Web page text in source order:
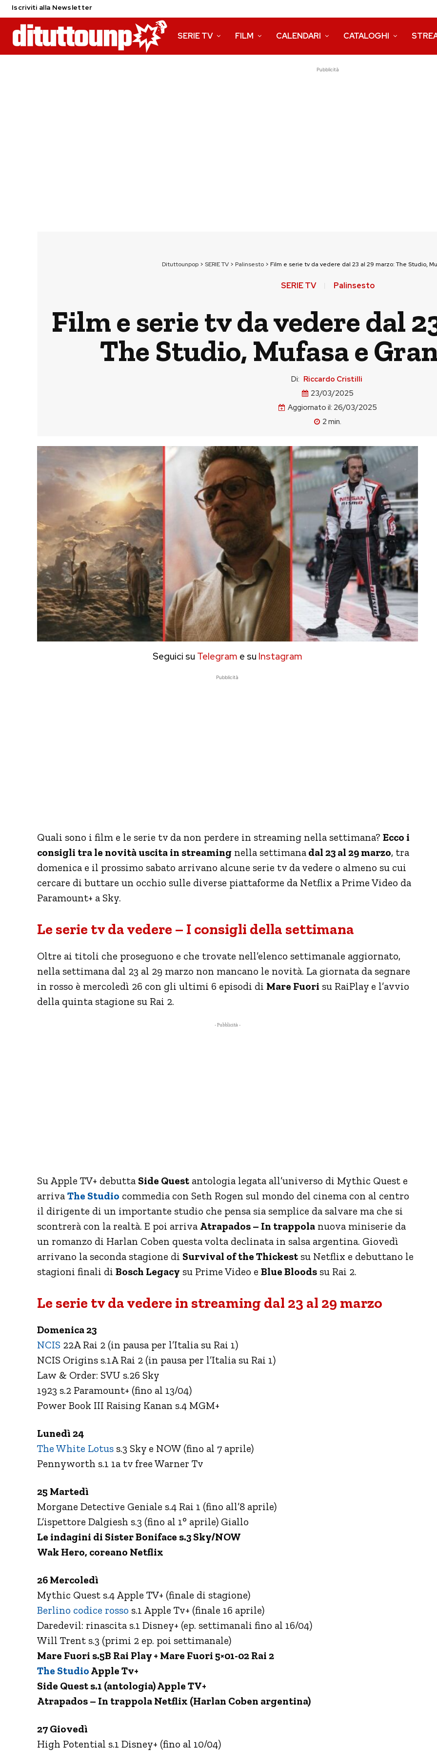
Iscriviti alla Newsletter
SERIE TV FILM CALENDARI CATALOGHI
Pubblicità
Dituttounpop > SERIE TV > Palinsesto > Film e serie tv da vedere dal 23 al 29 marzo: The Studio,
SERIE TV Palinsesto
Film e serie tv da vedere dal
The Studio, Mufasa e
Di: Riccardo Cristilli
23/03/2025
Aggiornato il: 26/03/2025
2 min.
Seguici su Telegram e su Instagram
Pubblicità
Quali sono i film e le serie tv da non perdere in streaming nella settimana? Ecco i
consigli tra le novità uscita in streaming nella settimana dal 23 al 29 marzo, tra
domenica e il prossimo sabato arrivano alcune serie tv da vedere o almeno su cui
cercare di buttare un occhio sulle diverse piattaforme da Netflix a Prime Video da
Paramount+ a Sky.
Le serie tv da vedere – I consigli della settimana
Oltre ai titoli che proseguono e che trovate nell’elenco settimanale aggiornato,
nella settimana dal 23 al 29 marzo non mancano le novità. La giornata da segnare
in rosso è mercoledì 26 con gli ultimi 6 episodi di Mare Fuori su RaiPlay e l’avvio
della quinta stagione su Rai 2.
- Pubblicità -
Su Apple TV+ debutta Side Quest antologia legata all’universo di Mythic Quest e
arriva The Studio commedia con Seth Rogen sul mondo del cinema con al centro
il dirigente di un importante studio che pensa sia semplice da salvare ma che si
scontrerà con la realtà. E poi arriva Atrapados – In trappola nuova miniserie da
un romanzo di Harlan Coben questa volta declinata in salsa argentina. Giovedì
arrivano la seconda stagione di Survival of the Thickest su Netflix e debuttano le
stagioni finali di Bosch Legacy su Prime Video e Blue Bloods su Rai 2.
Le serie tv da vedere in streaming dal 23 al 29 marzo
Domenica 23
NCIS 22A Rai 2 (in pausa per l’Italia su Rai 1)
NCIS Origins s.1A Rai 2 (in pausa per l’Italia su Rai 1)
Law & Order: SVU s.26 Sky
1923 s.2 Paramount+ (fino al 13/04)
Power Book III Raising Kanan s.4 MGM+
Lunedì 24
The White Lotus s.3 Sky e NOW (fino al 7 aprile)
Pennyworth s.1 1a tv free Warner Tv
25 Martedì
Morgane Detective Geniale s.4 Rai 1 (fino all’8 aprile)
L’ispettore Dalgiesh s.3 (fino al 1° aprile) Giallo
Le indagini di Sister Boniface s.3 Sky/NOW
Wak Hero, coreano Netflix
26 Mercoledì
Mythic Quest s.4 Apple TV+ (finale di stagione)
Berlino codice rosso s.1 Apple Tv+ (finale 16 aprile)
Daredevil: rinascita s.1 Disney+ (ep. settimanali fino al 16/04)
Will Trent s.3 (primi 2 ep. poi settimanale)
Mare Fuori s.5B Rai Play + Mare Fuori 5×01-02 Rai 2
The Studio Apple Tv+
Side Quest s.1 (antologia) Apple TV+
Atrapados – In trappola Netflix (Harlan Coben argentina)
27 Giovedì
High Potential s.1 Disney+ (fino al 10/04)